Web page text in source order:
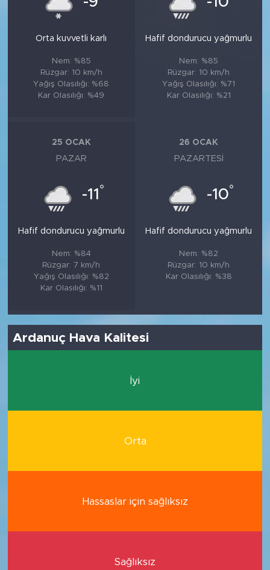
Orta kuvvetli karlı
Nem: %85
Rüzgar: 10 km/h
Yağış Olasılığı: %68
Kar Olasılığı: %49
Hafif dondurucu yağmurlu
Nem: %85
Rüzgar: 10 km/h
Yağış Olasılığı: %71
Kar Olasılığı: %21
25 OCAK
PAZAR
-11 °
Hafif dondurucu yağmurlu
Nem: %84
Rüzgar: 7 km/h
Yağış Olasılığı: %82
Kar Olasılığı: %11
26 OCAK
PAZARTESI
-10°
Hafif dondurucu yağmurlu
Nem: %82
Rüzgar: 10 km/h
Kar Olasılığı: %38
Ardanuç Hava Kalitesi
İyi
Orta
Hassaslar için sağlıksız
Sağlıksız